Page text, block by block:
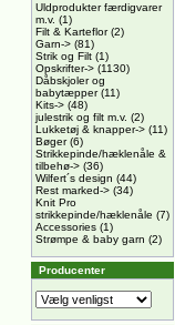
Uldprodukter færdigvarer
m.v. (1)
Filt & Karteflor(2)
Garn-> (81)
Strik og Filt (1)
Opskrifter-> (1130)
Dåbskjoler og
babytæpper(11)
Kits-> (48)
julestrik og filt m.v. (2)
Lukketøj & knapper-> (11)
Bøger(6)
Strikkepinde/hæklenåle &
tilbehø-> (36)
Wilfert´s design (44)
Rest marked-> (34)
Knit Pro
strikkepinde/hæklenåle (7)
Accessories (1)
Strømpe & baby garn (2)
Producenter